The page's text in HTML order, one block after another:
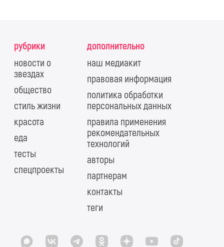
рубрики
новости о
звездах
общество
стиль жизни
красота
еда
тесты
спецпроекты
дополнительно
наш медиакит
правовая информация
политика обработки
персональных данных
правила применения
рекомендательных
технологий
авторы
партнерам
контакты
теги